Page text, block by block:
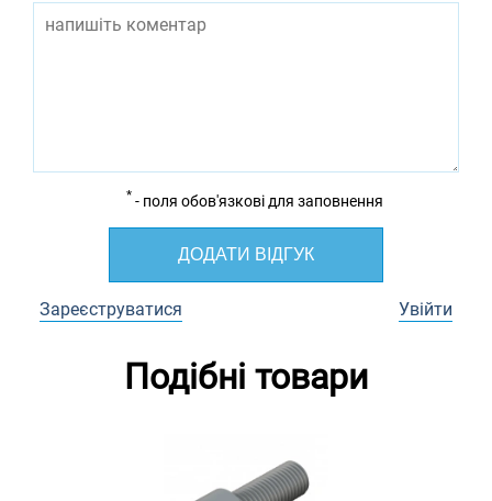
* - поля обов'язкові для заповнення
ДОДАТИ ВІДГУК
Зареєструватися Увійти
Подібні товари